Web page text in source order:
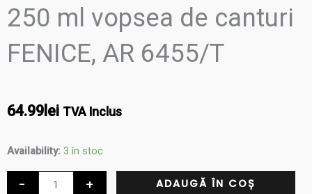
250 ml vopsea de canturi
FENICE, AR 6455/T
64.99 lei TVA Inclus
Availability: 3 în stoc
-
Cantitate
250
+ ADAUGĂ ÎN COȘ